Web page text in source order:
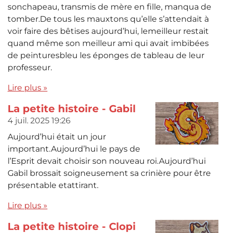
sonchapeau, transmis de mère en fille, manqua de
tomber.De tous les mauxtons qu’elle s’attendait à
voir faire des bêtises aujourd’hui, lemeilleur restait
quand même son meilleur ami qui avait imbibées
de peinturesbleu les éponges de tableau de leur
professeur.
Lire plus »
La petite histoire - Gabil
4 juil. 2025 19:26
Aujourd’hui était un jour
important.Aujourd’hui le pays de
l’Esprit devait choisir son nouveau roi.Aujourd’hui
Gabil brossait soigneusement sa crinière pour être
présentable etattirant.
Lire plus »
La petite histoire - Clopi